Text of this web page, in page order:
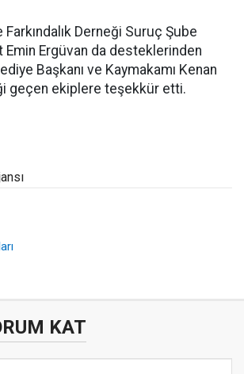
Farkındalık Derneği Suruç Şube
Emin Ergüvan da desteklerinden
Başkanı ve Kaymakamı Kenan
geçen ekiplere teşekkür etti.
KAT